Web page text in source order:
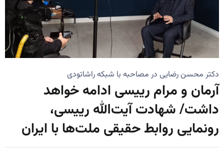
دکتر محسن رضایی در مصاحبه با شبکه راشاتودی
آرمان و مرام رییسی ادامه خواهد
داشت/ شهادت آیت‌الله رییسی،
رونمایی روابط حقیقی ملت‌ها با ایران